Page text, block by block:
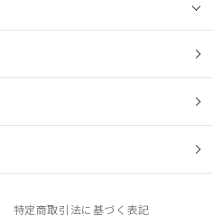
特定商取引法に基づく表記